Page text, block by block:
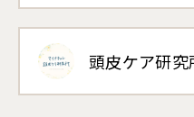
頭皮ケア研究